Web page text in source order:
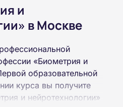
и
в Москве
«Биометрия и
образовательной
курса вы получите
и нейротехнологии»